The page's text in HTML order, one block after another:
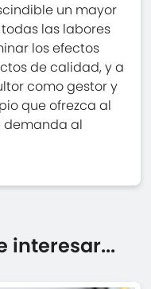
un mayor
las labores
los efectos
de calidad, y a
como gestor y
que ofrezca al
demanda al
interesar...